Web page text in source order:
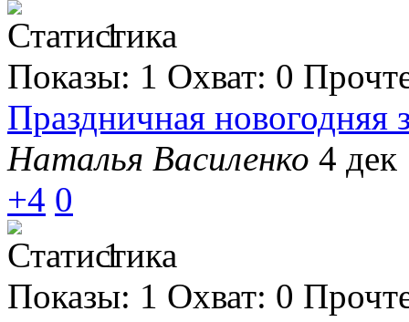
1
Показы: 1 Охват: 0
Праздничная
Наталья Василенко 4 дек
+4 0
1
Показы: 1 Охват: 0